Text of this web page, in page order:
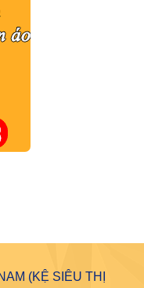
(KỆ SIÊU THỊ